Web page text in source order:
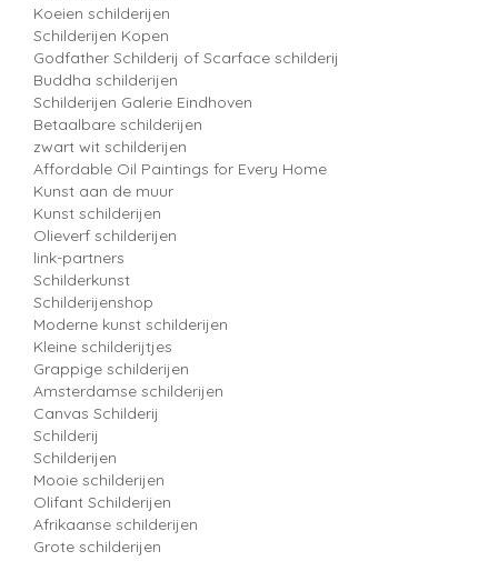
Koeien schilderijen
Schilderijen Kopen
Godfather Schilderij of Scarface schilderij
Buddha schilderijen
Schilderijen Galerie Eindhoven
Betaalbare schilderijen
zwart wit schilderijen
Affordable Oil Paintings for Every Home
Kunst aan de muur
Kunst schilderijen
Olieverf schilderijen
link-partners
Schilderkunst
Schilderijenshop
Moderne kunst schilderijen
Kleine schilderijtjes
Grappige schilderijen
Amsterdamse schilderijen
Canvas Schilderij
Schilderij
Schilderijen
Mooie schilderijen
Olifant Schilderijen
Afrikaanse schilderijen
Grote schilderijen